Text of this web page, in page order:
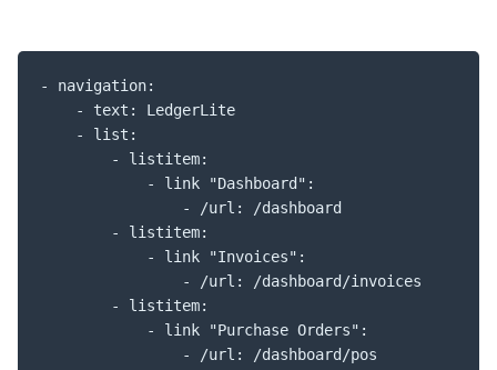
- navigation:
    - text: LedgerLite
    - list:
        - listitem:
            - link "Dashboard":
                - /url: /dashboard
        - listitem:
            - link "Invoices":
                - /url: /dashboard/invoices
        - listitem:
            - link "Purchase Orders":
                - /url: /dashboard/pos